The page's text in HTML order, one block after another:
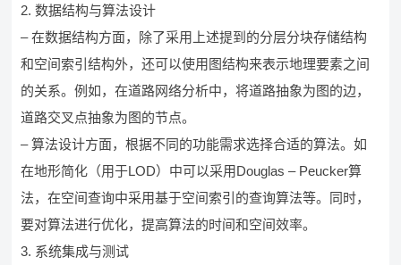
2. 数据结构与算法设计
– 在数据结构方面，除了采用上述提到的分层分块存储结构
和空间索引结构外，还可以使用图结构来表示地理要素之间
的关系。例如，在道路网络分析中，将道路抽象为图的边，
道路交叉点抽象为图的节点。
– 算法设计方面，根据不同的功能需求选择合适的算法。如
在地形简化（用于LOD）中可以采用Douglas – Peucker算
法，在空间查询中采用基于空间索引的查询算法等。同时，
要对算法进行优化，提高算法的时间和空间效率。
3. 系统集成与测试